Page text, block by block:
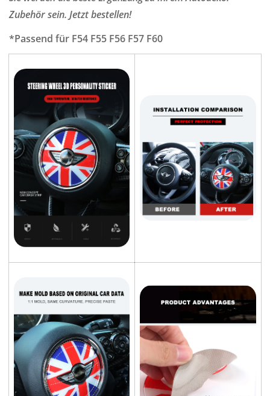
Zubehör sein. Jetzt bestellen!
*Passend für F54 F55 F56 F57 F60
Confirm your age
Are you 18 years old or older?
NO, I'M NOT YES, I AM